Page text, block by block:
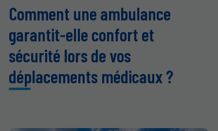
Comment une ambulance
garantit-elle confort et
sécurité lors de vos
déplacements médicaux ?